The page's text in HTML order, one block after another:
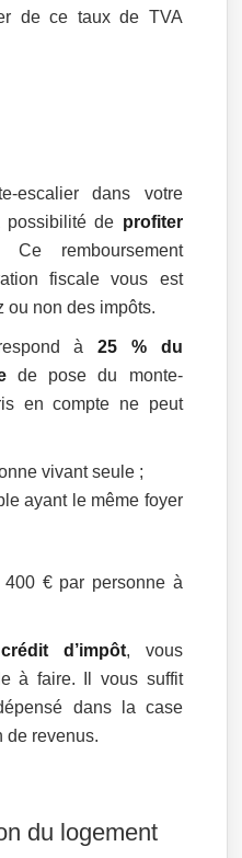
de ce taux de TVA
escalier dans votre
possibilité de profiter
Ce remboursement
fiscale vous est
ou non des impôts.
à 25 % du
de pose du monte-
en compte ne peut
vivant seule ;
ayant le même foyer
400 € par personne à
d’impôt, vous
à faire. Il vous suffit
dans la case
de revenus.
du logement